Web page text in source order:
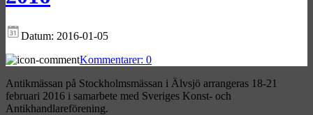
Datum: 2016-01-05
Kommentarer: 0
Antikmässan på Stockholmsmässan i Älvsjö arrangeras 18-21
februari 2016 i samarbete med Sveriges Konst- och
Antikhandlareförening.